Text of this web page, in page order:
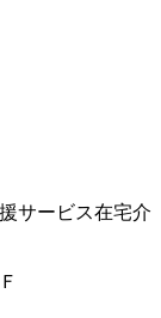
サービス在宅介